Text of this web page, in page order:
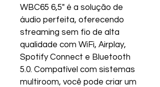
WBC65 6,5" é a solução de
áudio perfeita, oferecendo
streaming sem fio de alta
qualidade com WiFi, Airplay,
Spotify Connect e Bluetooth
5.0. Compatível com sistemas
multiroom, você pode criar um